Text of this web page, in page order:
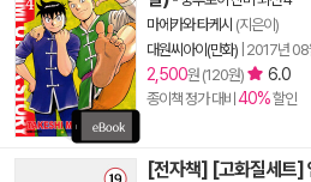
마에카와 타케시 (지은이)
대원씨아이(만화) 2017년 08
2,500원 (120원) 6.0
종이책 정가 대비 40%할인
[전자책] [고화질세트